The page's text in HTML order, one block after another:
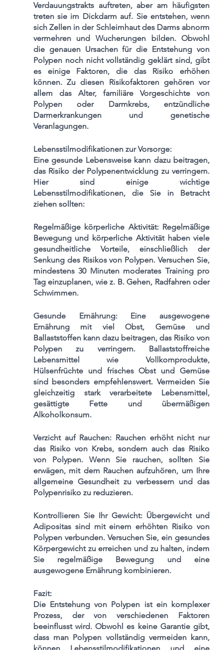
Verdauungstrakts auftreten, aber am häufigsten
treten sie im Dickdarm auf. Sie entstehen, wenn
sich Zellen in der Schleimhaut des Darms abnorm
vermehren und Wucherungen bilden. Obwohl
die genauen Ursachen für die Entstehung von
Polypen noch nicht vollständig geklärt sind, gibt
es einige Faktoren, die das Risiko erhöhen
können. Zu diesen Risikofaktoren gehören vor
allem das Alter, familiäre Vorgeschichte von
Polypen oder Darmkrebs, entzündliche
Darmerkrankungen und genetische
Veranlagungen.
Lebensstilmodifikationen zur Vorsorge:
Eine gesunde Lebensweise kann dazu beitragen,
das Risiko der Polypenentwicklung zu verringern.
Hier sind einige wichtige
Lebensstilmodifikationen, die Sie in Betracht
ziehen sollten:
Regelmäßige körperliche Aktivität: Regelmäßige
Bewegung und körperliche Aktivität haben viele
gesundheitliche Vorteile, einschließlich der
Senkung des Risikos von Polypen. Versuchen Sie,
mindestens 30 Minuten moderates Training pro
Tag einzuplanen, wie z. B. Gehen, Radfahren oder
Schwimmen.
Gesunde Ernährung: Eine ausgewogene
Ernährung mit viel Obst, Gemüse und
Ballaststoffen kann dazu beitragen, das Risiko von
Polypen zu verringern. Ballaststoffreiche
Lebensmittel wie Vollkornprodukte,
Hülsenfrüchte und frisches Obst und Gemüse
sind besonders empfehlenswert. Vermeiden Sie
gleichzeitig stark verarbeitete Lebensmittel,
gesättigte Fette und übermäßigen
Alkoholkonsum.
Verzicht auf Rauchen: Rauchen erhöht nicht nur
das Risiko von Krebs, sondern auch das Risiko
von Polypen. Wenn Sie rauchen, sollten Sie
erwägen, mit dem Rauchen aufzuhören, um Ihre
allgemeine Gesundheit zu verbessern und das
Polypenrisiko zu reduzieren.
Kontrollieren Sie Ihr Gewicht: Übergewicht und
Adipositas sind mit einem erhöhten Risiko von
Polypen verbunden. Versuchen Sie, ein gesundes
Körpergewicht zu erreichen und zu halten, indem
Sie regelmäßige Bewegung und eine
ausgewogene Ernährung kombinieren.
Fazit:
Die Entstehung von Polypen ist ein komplexer
Prozess, der von verschiedenen Faktoren
beeinflusst wird. Obwohl es keine Garantie gibt,
dass man Polypen vollständig vermeiden kann,